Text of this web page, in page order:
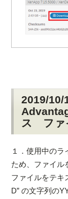
2019/
ス ファ
１．使用中の
ため、ファイル
ファイルをテキ
D” の文字列の